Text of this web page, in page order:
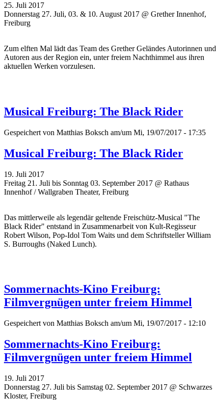
25. Juli 2017
Donnerstag 27. Juli, 03. & 10. August 2017 @ Grether Innenhof,
Freiburg
Zum elften Mal lädt das Team des Grether Geländes Autorinnen und
Autoren aus der Region ein, unter freiem Nachthimmel aus ihren
aktuellen Werken vorzulesen.
Musical Freiburg: The Black Rider
Gespeichert von Matthias Boksch am/um Mi, 19/07/2017 - 17:35
Musical Freiburg: The Black Rider
19. Juli 2017
Freitag 21. Juli bis Sonntag 03. September 2017 @ Rathaus
Innenhof / Wallgraben Theater, Freiburg
Das mittlerweile als legendär geltende Freischütz-Musical "The
Black Rider" entstand in Zusammenarbeit von Kult-Regisseur
Robert Wilson, Pop-Idol Tom Waits und dem Schriftsteller William
S. Burroughs (Naked Lunch).
Sommernachts-Kino Freiburg:
Filmvergnügen unter freiem Himmel
Gespeichert von Matthias Boksch am/um Mi, 19/07/2017 - 12:10
Sommernachts-Kino Freiburg:
Filmvergnügen unter freiem Himmel
19. Juli 2017
Donnerstag 27. Juli bis Samstag 02. September 2017 @ Schwarzes
Kloster, Freiburg